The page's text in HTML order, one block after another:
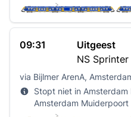
09:31
Uitgeest
NS Sprinter
via Bijlmer ArenA,
Stopt niet in
Amsterdam Muiderpoort